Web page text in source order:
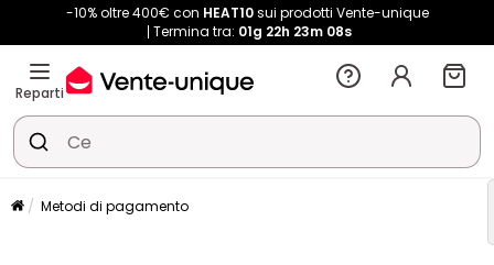
-10% oltre 400€ con HEAT10sui prodotti Vente-unique
Termina tra: 01g 22h 23m 07s
Reparti
Metodi di pagamento